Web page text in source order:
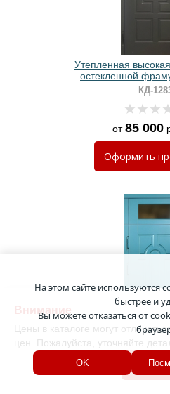
Внимание
Цены в каталоге могут
цен. Пожалуйста, уточняйте
Утепленная
остекленной
серымиКД-
от85 000
Оформить
Уличная входная
стеклом во
На этом сайте используются
быстрее и
Вы можете отказаться от
OK